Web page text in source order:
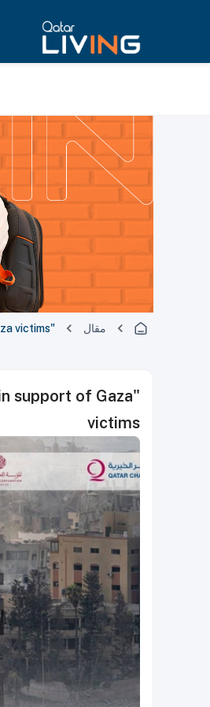
مقال "Palestine Duty Relief" Campaign raises over QR200 million in support of Gaza victims
support of Gaza
victims